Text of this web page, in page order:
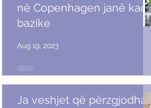
në Copenhagen janë kaq
bazike
Aug 19, 2023
Ja veshjet që përzgjodha